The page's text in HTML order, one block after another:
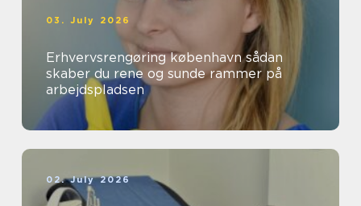
03. July 2026
Erhvervsrengøring københavn sådan
skaber du rene og sunde rammer på
arbejdspladsen
02. July 2026